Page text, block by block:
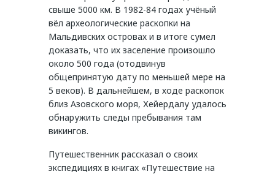
свыше 5000 км. В 1982-84 годах учёный
вёл археологические раскопки на
Мальдивских островах и в итоге сумел
доказать, что их заселение произошло
около 500 года (отодвинув
общепринятую дату по меньшей мере на
5 веков). В дальнейшем, в ходе раскопок
близ Азовского моря, Хейердалу удалось
обнаружить следы пребывания там
викингов.
Путешественник рассказал о своих
экспедициях в книгах «Путешествие на